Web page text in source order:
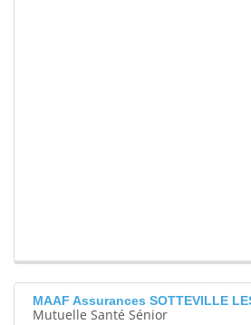
MAAF Assurances SOTTEVILLE
Mutuelle Santé Sénior